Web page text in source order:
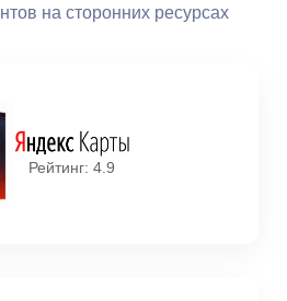
на сторонних ресурсах
Рейтинг: 4.9